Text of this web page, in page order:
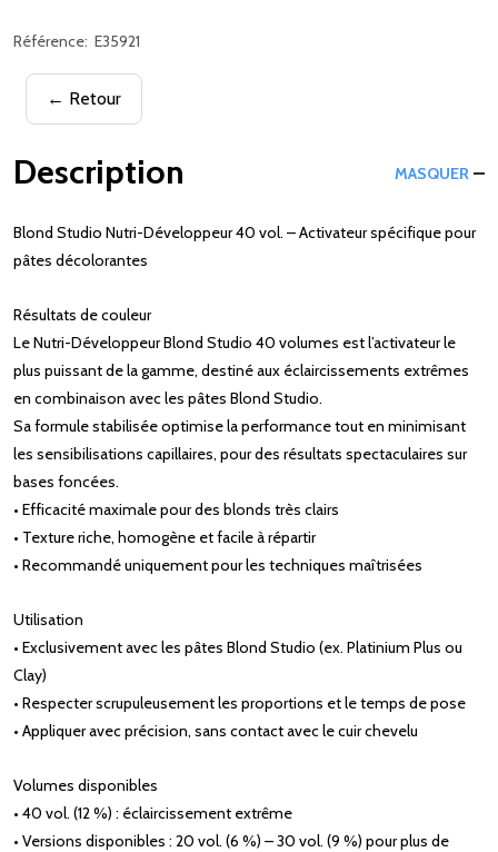
Référence: E35921
← Retour
Description MASQUER
Blond Studio Nutri-Développeur 40 vol. – Activateur spécifique pour
pâtes décolorantes
Résultats de couleur
Le Nutri-Développeur Blond Studio 40 volumes est l’activateur le
plus puissant de la gamme, destiné aux éclaircissements extrêmes
en combinaison avec les pâtes Blond Studio.
Sa formule stabilisée optimise la performance tout en minimisant
les sensibilisations capillaires, pour des résultats spectaculaires sur
bases foncées.
• Efficacité maximale pour des blonds très clairs
• Texture riche, homogène et facile à répartir
• Recommandé uniquement pour les techniques maîtrisées
Utilisation
• Exclusivement avec les pâtes Blond Studio (ex. Platinium Plus ou
Clay)
• Respecter scrupuleusement les proportions et le temps de pose
• Appliquer avec précision, sans contact avec le cuir chevelu
Volumes disponibles
• 40 vol. (12 %) : éclaircissement extrême
• Versions disponibles : 20 vol. (6 %) – 30 vol. (9 %) pour plus de